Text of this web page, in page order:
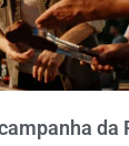
da